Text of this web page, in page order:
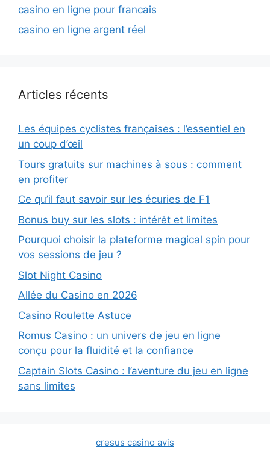
casino en ligne pour francais
casino en ligne argent réel
Articles récents
Les équipes cyclistes françaises : l’essentiel en
un coup d’œil
Tours gratuits sur machines à sous : comment
en profiter
Ce qu’il faut savoir sur les écuries de F1
Bonus buy sur les slots : intérêt et limites
Pourquoi choisir la plateforme magical spin pour
vos sessions de jeu ?
Slot Night Casino
Allée du Casino en 2026
Casino Roulette Astuce
Romus Casino : un univers de jeu en ligne
conçu pour la fluidité et la confiance
Captain Slots Casino : l’aventure du jeu en ligne
sans limites
cresus casino avis